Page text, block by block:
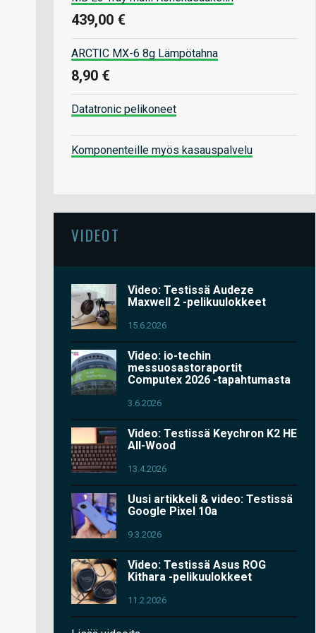
439,00 €
ARCTIC MX-6 8g Lämpötahna
8,90 €
Datatronic pelikoneet
Komponenteille myös kasauspalvelu
VIDEOT
Video: Testissä Audeze
Maxwell 2 -pelikuulokkeet
15.6.2026
Video: io-techin
messuosastoraportit
Computex 2026 -tapahtumasta
3.6.2026
Video: Testissä Keychron K2 HE
All-Wood
13.4.2026
Uusi artikkeli & video: Testissä
Google Pixel 10a
9.3.2026
Video: Testissä Asus ROG
Kithara -pelikuulokkeet
11.2.2026